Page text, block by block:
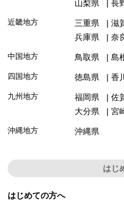
山梨県
長
近畿地方 三重県 滋
兵庫県
奈
中国地方 鳥取県 島
四国地方 徳島県 香
九州地方 福岡県 佐
大分県
宮
沖縄地方 沖縄県
はじ
はじめての方へ